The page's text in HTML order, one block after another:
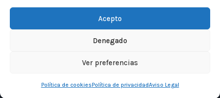
Acepto
Denegado
Ver preferencias
Política de cookiesPolítica de privacidadAviso Legal
© 2024 Belinchón & Perille Abogados |
Diseño y Posicionamiento Web para abogados